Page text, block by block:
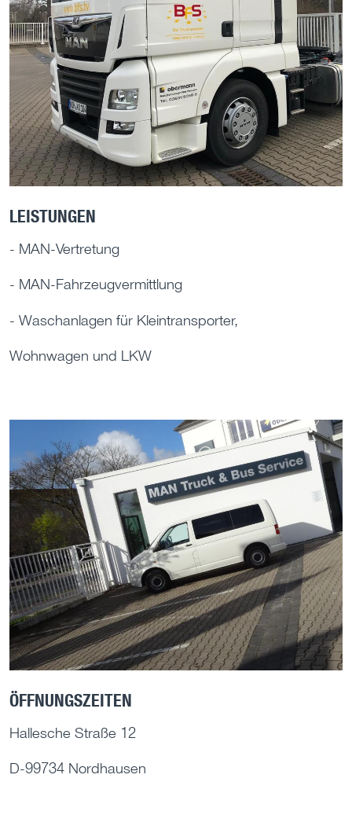
LEISTUNGEN
- MAN-Vertretung
- MAN-Fahrzeugvermittlung
- Waschanlagen für Kleintransporter,
Wohnwagen und LKW
ÖFFNUNGSZEITEN
Hallesche Straße 12
D-99734 Nordhausen